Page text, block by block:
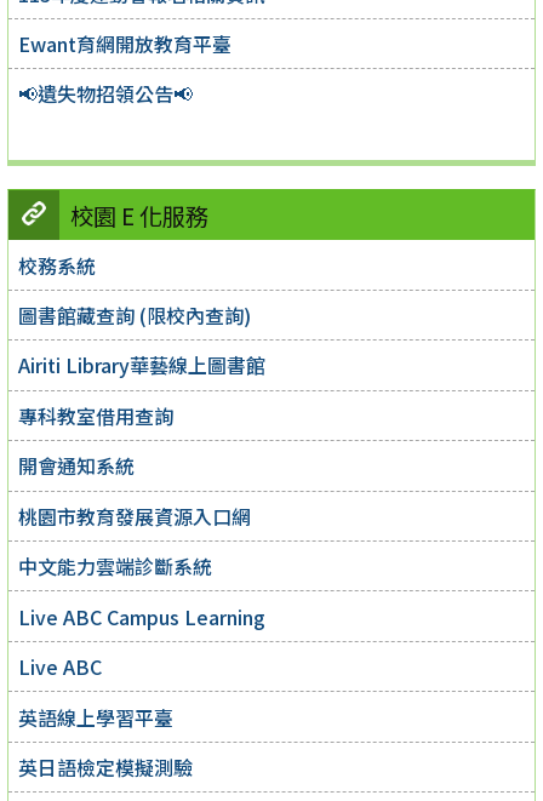
Ewant育網開放教育平臺
📢遺失物招領公告📢
校園 E 化服務
校務系統
圖書館藏查詢 (限校內查詢)
Airiti Library華藝線上圖書館
專科教室借用查詢
開會通知系統
桃園市教育發展資源入口網
中文能力雲端診斷系統
Live ABC Campus Learning
Live ABC
英語線上學習平臺
英日語檢定模擬測驗